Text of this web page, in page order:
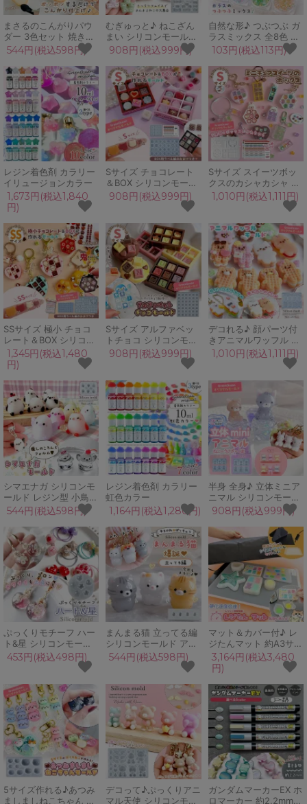
まさるのこんがりパウ
ダー 3色セット 焼き色
フェイクスイーツ 焼き
菓子 着色 着彩 カラー
粉 固形 ブラシ付 コン
パクト 樹脂粘土 レジン
GreenOcean
544円(税込598円)
むぎゅっと♪ ねこざん
まい シリコンモールド
レジン型 猫 アニマル
ミニチュアスイーツ 手
作り シール UVレジン
手芸 クラフト
GreenOceanオリジナ
ル♪
908円(税込999円)
自然な形♪ つぶつぶ ガ
ラスミックス 全8色 サ
イズmix レジン封入素
材 封入パーツ BIGケー
ス ガラス玉 シェイカー
デコパーツ ケース入り
レジン クラフト
103円(税込113円)
レジン着色剤 カラリー
イリュージョンカラー
1,673円(税込1,840
円)
Sサイズ チョコレート
＆BOX シリコンモール
ド ラベル紙付 元祖 チ
ョコモールド ミニチュ
レジン GreenOceanオ
リジナル♪
908円(税込999円)
Sサイズ スイーツボッ
クスのカシャカシャ シ
リコンモールド シェイ
カー レジン型 セット
ールド 対応
GreenOceanオリジナ
ル♪
1,010円(税込1,111円)
SSサイズ 極小 チョコ
レート＆BOX シリコン
モールド ラベル紙付 チ
ョコモールド ミニチュ
アスイーツ 立体 3d uv
レジン GreenOceanオ
リジナル♪
1,345円(税込1,480
円)
Sサイズ アルファベッ
トチョコ シリコンモー
ルド ローマ字 お名前
推し活 ミニチュアスイ
応 UVレジン
GreenOceanオリジナ
ル♪
908円(税込999円)
デコれる♪ 顔パーツ付
きアニマルワッフル シ
リコンモールド レジン
型 セット ミニチュアス
UVレジン
GreenOceanオリジナ
ル♪
1,010円(税込1,111円)
シマエナガ シリコンモ
ールド レジン型 小鳥
ことり アニマル 動物
キーホルダー 立体 3d
UVレジン LEDレジン
手芸 クラフト
544円(税込598円)
レジン着色剤 カラリー
虹色カラー
1,164円(税込1,280円)
半身 全身♪ 立体ミニア
ニマル シリコンモール
ド レジン型 セット 動
物 猫 うさぎ クマ 3d
UVレジン クラフト
GreenOceanオリジナ
908円(税込999円)
ぷっくりモチーフ ハー
ト&星 シリコンモール
ド レジン型 スター 手
作りシール制作 アクセ
コパーツ 立体 3d UVレ
ジン LED 手芸 クラフ
ト
453円(税込498円)
まんまる猫 立ってる編
シリコンモールド アニ
マル ネコ 猫 まさる し
ゅーこ にゃんこ ぽっち
チャーム 立体 3d UVレ
ジン LED クラフト
544円(税込598円)
マット＆カバー付♪ レ
ジたんマット 約A3サイ
ズ レジン 時短 ワイド
作業マット UVレジン
液ヒーター 保温 温める
さらさら 2液性レジン
スクイーズ 気泡抜き 道
具
3,164円(税込3,480
円)
5サイズ作れる♪あつみ
ましましねこちゃん シ
デコって♪ぷっくりアニ
マル天使 シリコンモー
ガンダムマーカーEX ホ
ロマーカー 約2.2mm